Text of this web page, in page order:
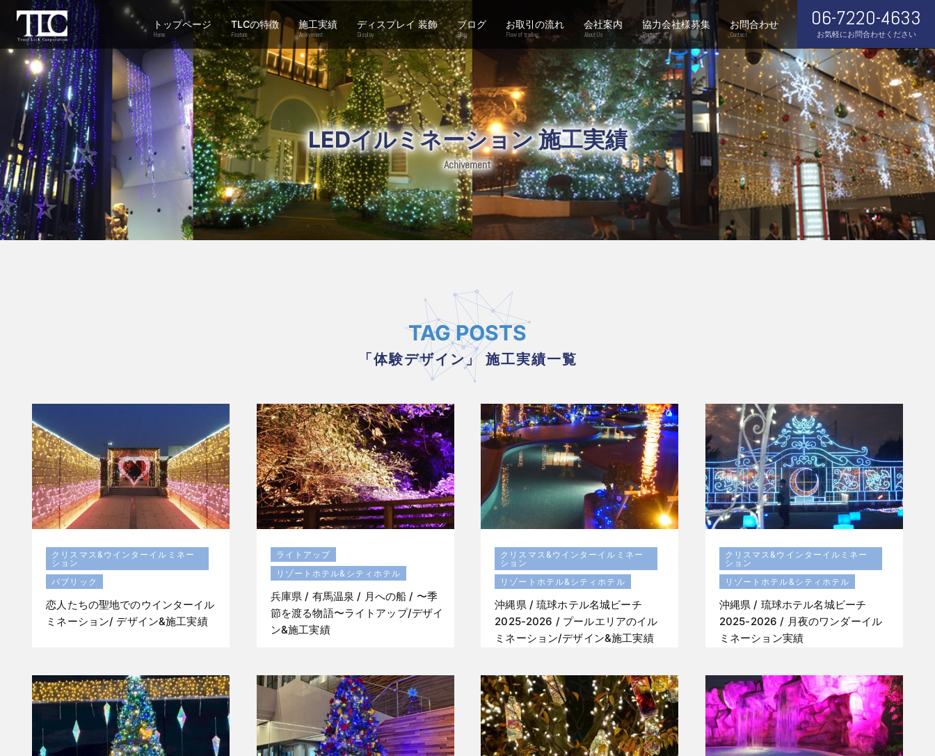
トップページ
Home
TLCの特徴
Feature
施工実績
Achivement
ディスプレイ 装飾
Display
ブログ
Blog
お取引の流れ
Flow of trading
会社案内
About Us
協力会社様募集
Partner
お問合わせ
Contact
06-7220-4633
お気軽にお問合わせください
LEDイルミネーション 施工実績
Achivement
TAG POSTS
「体験デザイン」 施工実績一覧
クリスマス&ウインターイルミネー
ション
パブリック
恋人たちの聖地でのウインターイル
ミネーション/ デザイン&施工実績
ライトアップ
リゾートホテル&シティホテル
兵庫県 / 有馬温泉 / 月への船 / 〜季
節を渡る物語〜ライトアップ/デザイ
ン&施工実績
クリスマス&ウインターイルミネー
ション
リゾートホテル&シティホテル
沖縄県 / 琉球ホテル名城ビーチ
2025-2026 / プールエリアのイル
ミネーション/デザイン&施工実績
クリスマス&ウインターイルミネー
ション
リゾートホテル&シティホテル
沖縄県 / 琉球ホテル名城ビーチ
2025-2026 / 月夜のワンダーイル
ミネーション実績